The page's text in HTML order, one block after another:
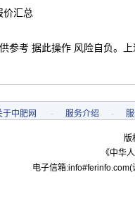
价汇总
参考 据此操作 风险自负。
于中肥网 - 服务介绍 -
版
《中华
电子信箱